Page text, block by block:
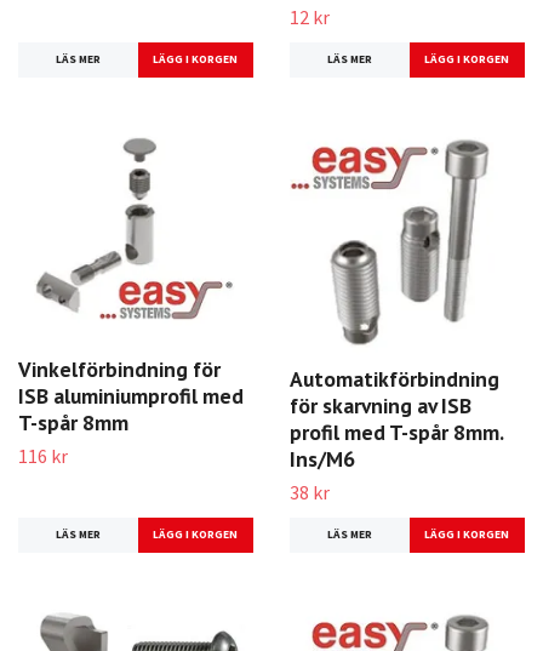
LÄS MER
12 kr
LÄS MER
Vinkelförbindning för
ISB aluminiumprofil med
T-spår 8mm
116 kr
LÄS MER
Automatikförbindning
för skarvning av ISB
profil med T-spår 8mm.
Ins/M6
38 kr
LÄS MER